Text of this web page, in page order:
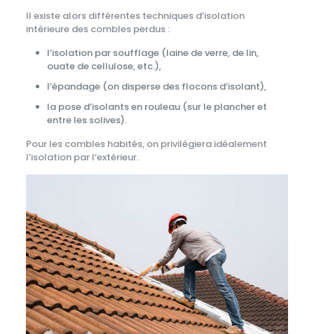
Il existe alors différentes techniques d’isolation
intérieure des combles perdus :
l’isolation par soufflage (laine de verre, de lin,
ouate de cellulose, etc.),
l’épandage (on disperse des flocons d’isolant),
la pose d’isolants en rouleau (sur le plancher et
entre les solives).
Pour les combles habités, on privilégiera idéalement
l’isolation par l’extérieur.